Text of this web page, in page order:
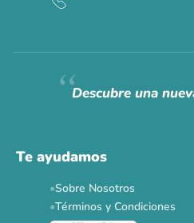
Descubre una
Te ayudamos
Sobre Nosotros
Términos y Condiciones